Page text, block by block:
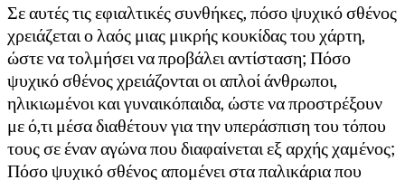
Σε αυτές τις εφιαλτικές συνθήκες, πόσο ψυχικό σθένος
χρειάζεται ο λαός μιας μικρής κουκίδας του χάρτη,
ώστε να τολμήσει να προβάλει αντίσταση; Πόσο
ψυχικό σθένος χρειάζονται οι απλοί άνθρωποι,
ηλικιωμένοι και γυναικόπαιδα, ώστε να προστρέξουν
με ό,τι μέσα διαθέτουν για την υπεράσπιση του τόπου
τους σε έναν αγώνα που διαφαίνεται εξ αρχής χαμένος;
Πόσο ψυχικό σθένος απομένει στα παλικάρια που